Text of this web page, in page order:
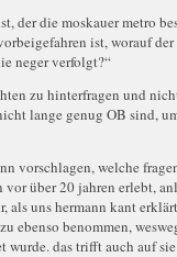
der die moskauer metro
ist, worauf
neger verfolgt?“
zu hinterfragen und
lange genug OB sind,
vorschlagen, welche
über 20 jahren erlebt,
als uns hermann kant
ebenso benommen,
wurde. das trifft auch auf